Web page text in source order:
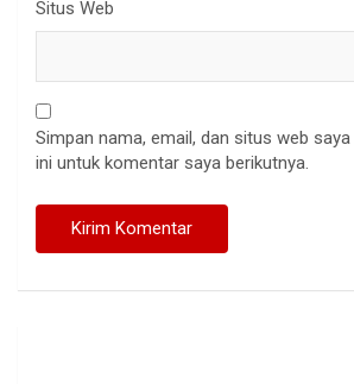
Situs Web
Simpan nama, email, dan situs web
ini untuk komentar saya berikutnya.